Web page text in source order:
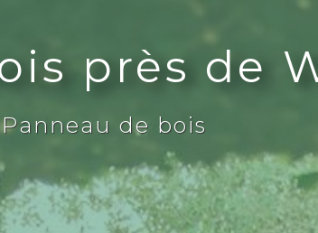
près de
Panneau de bois